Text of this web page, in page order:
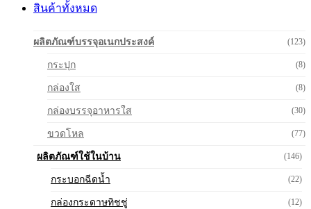
สินค้าทั้งหมด
ผลิตภัณฑ์บรรจุอเนกประสงค์ (123)
กระปุก (8)
กล่องใส (8)
กล่องบรรจุอาหารใส (30)
ขวดโหล (77)
ผลิตภัณฑ์ใช้ในบ้าน (146)
กระบอกฉีดน้ำ (22)
กล่องกระดาษทิชชู่ (12)